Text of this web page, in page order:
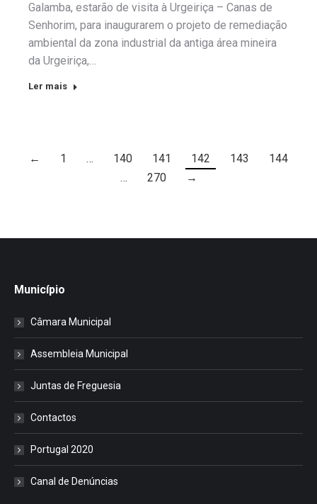
Galamba, estarão de visita à Urgeiriça – Canas de
Senhorim, para inaugurarem o projeto de remediação
ambiental da zona industrial da antiga área mineira
da Urgeiriça,…
Ler mais
← 1 … 140 141 142 143
144
…
270 →
Município
Câmara Municipal
Assembleia Municipal
Juntas de Freguesia
Contactos
Portugal 2020
Canal de Denúncias